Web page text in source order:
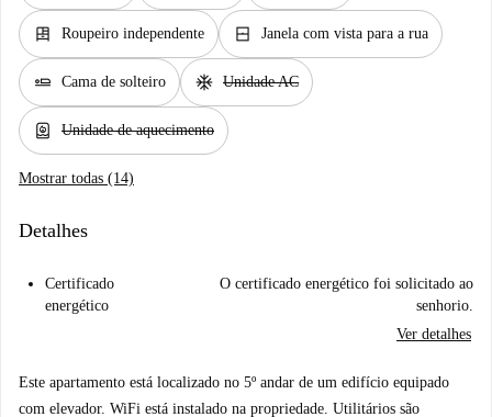
dresser Roupeiro independente window_closed Janela com vista para a rua
airline_seat_flat Cama de solteiro ac_unit Unidade AC
water_heater Unidade de aquecimento
Mostrar todas (14)
Detalhes
Certificado
energético
O certificado energético foi solicitado ao
senhorio.
Ver detalhes
Este apartamento está localizado no 5º andar de um edifício equipado
com elevador. WiFi está instalado na propriedade. Utilitários são